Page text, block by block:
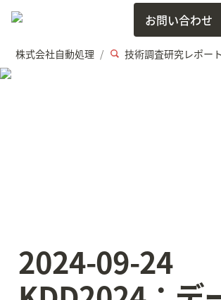
お問い合わせ
株式会社自動処理 / 技術調査研究レポート
2024-09-24